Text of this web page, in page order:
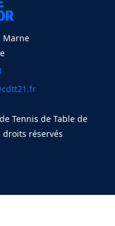
Marne
Tennis de Table de
droits réservés